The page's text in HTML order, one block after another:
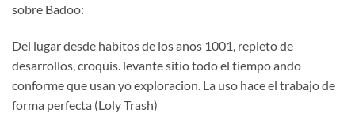
sobre Badoo:
Del lugar desde habitos de los anos 1001, repleto de
desarrollos, croquis. levante sitio todo el tiempo ando
conforme que usan yo exploracion. La uso hace el trabajo de
forma perfecta (Loly Trash)